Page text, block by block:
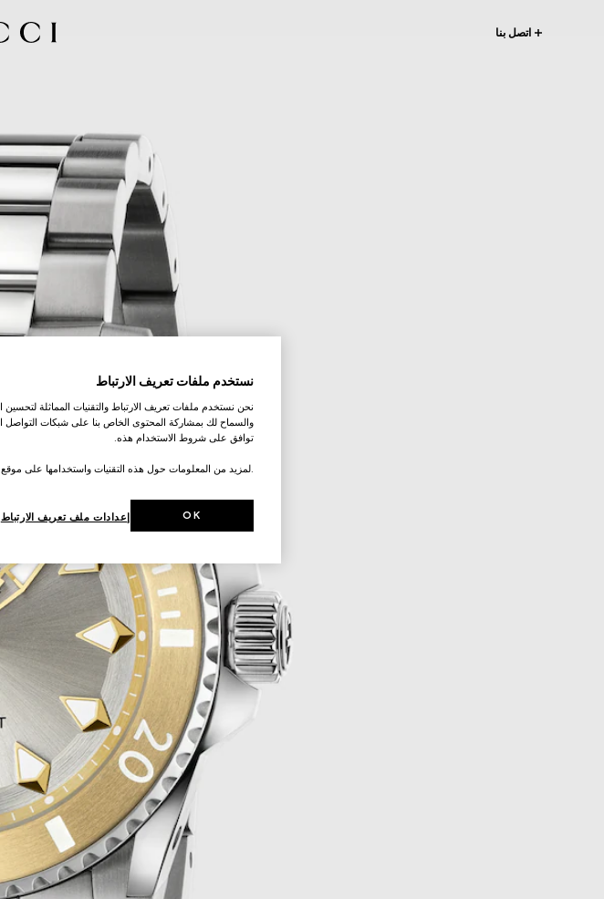
اتصل بنا
نستخدم ملفات تعريف الارتباط
نحن نستخدم ملفات تعريف الارتباط والتقنيات المماثلة لتحسين
والسماح لك بمشاركة المحتوى الخاص بنا على شبكات التواصل
توافق على شروط الاستخدام هذه.
.لمزيد من المعلومات حول هذه التقنيات واستخدامها على
إعدادات ملف تعريف الارتباط OK